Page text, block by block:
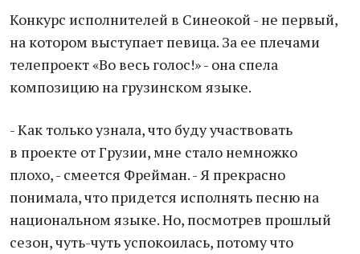
Конкурс исполнителей в Синеокой - не первый,
на котором выступает певица. За ее плечами
телепроект «Во весь голос!» - она спела
композицию на грузинском языке.
- Как только узнала, что буду участвовать
в проекте от Грузии, мне стало немножко
плохо, - смеется Фрейман. - Я прекрасно
понимала, что придется исполнять песню на
национальном языке. Но, посмотрев прошлый
сезон, чуть-чуть успокоилась, потому что